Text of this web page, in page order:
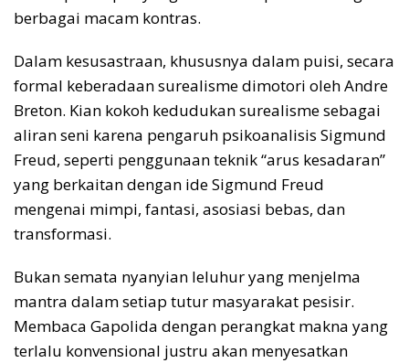
berbagai macam kontras.
Dalam kesusastraan, khususnya dalam puisi, secara
formal keberadaan surealisme dimotori oleh Andre
Breton. Kian kokoh kedudukan surealisme sebagai
aliran seni karena pengaruh psikoanalisis Sigmund
Freud, seperti penggunaan teknik “arus kesadaran”
yang berkaitan dengan ide Sigmund Freud
mengenai mimpi, fantasi, asosiasi bebas, dan
transformasi.
Bukan semata nyanyian leluhur yang menjelma
mantra dalam setiap tutur masyarakat pesisir.
Membaca Gapolida dengan perangkat makna yang
terlalu konvensional justru akan menyesatkan